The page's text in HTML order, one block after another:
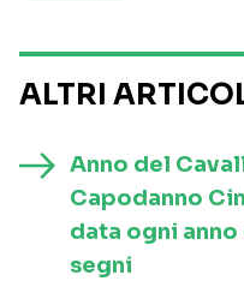
ALTRI
Anno del
Capodanno
data ogni anno
segni